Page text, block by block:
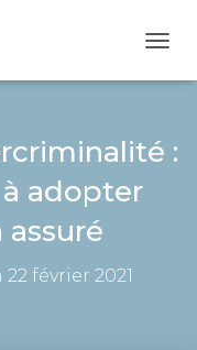
U
I
R :
adopter
22 février 2021